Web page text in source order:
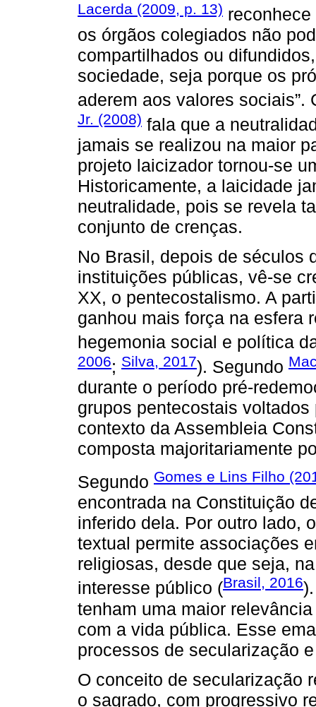
Lacerda (2009, p. 13) reconhece
os órgãos colegiados não
compartilhados ou
sociedade, seja porque os
aderem aos valores
Jr. (2008) fala que a
jamais se realizou na maior
projeto laicizador tornou-se
Historicamente, a laicidade
neutralidade, pois se revela
conjunto de crenças.
No Brasil, depois de séculos
instituições públicas, vê-se
XX, o pentecostalismo. A
ganhou mais força na esfera
hegemonia social e política
2006; Silva, 2017). Segundo
durante o período pré-
grupos pentecostais
contexto da Assembleia
composta majoritariamente
Segundo Gomes e Lins Filho
encontrada na Constituição
inferido dela. Por outro lado,
textual permite associações
religiosas, desde que seja,
interesse público (Brasil, 2016
tenham uma maior
com a vida pública. Esse
processos de secularização
O conceito de secularização
o sagrado, com progressivo